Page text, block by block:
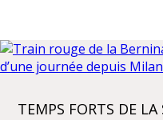
TEMPS FORTS DE LA